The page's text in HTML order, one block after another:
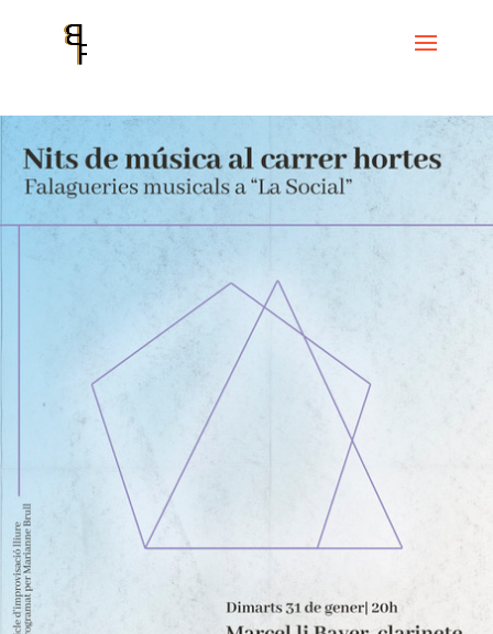
Nits de música al carrer Hortes.
Falagueries musicals a “La Social”